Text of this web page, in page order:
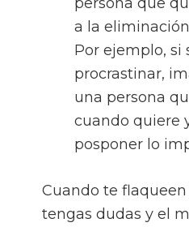
a la
Por ejemplo, si
procrastinar,
una persona
cuando quiere
posponer lo
Cuando te flaqueen
tengas dudas y el